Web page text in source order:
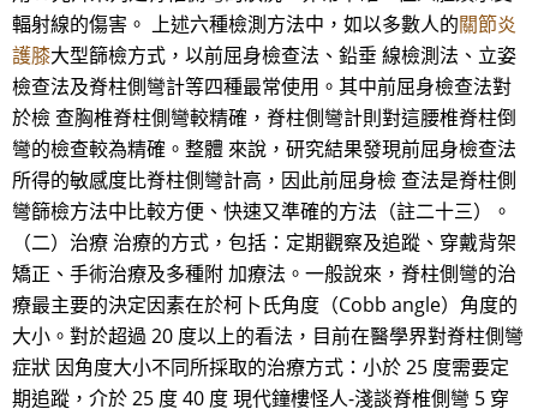
輻射線的傷害。 上述六種檢測方法中，如以多數人的關節炎
護膝大型篩檢方式，以前屈身檢查法、鉛垂 線檢測法、立姿
檢查法及脊柱側彎計等四種最常使用。其中前屈身檢查法對
於檢 查胸椎脊柱側彎較精確，脊柱側彎計則對這腰椎脊柱倒
彎的檢查較為精確。整體 來說，研究結果發現前屈身檢查法
所得的敏感度比脊柱側彎計高，因此前屈身檢 查法是脊柱側
彎篩檢方法中比較方便、快速又準確的方法（註二十三）。
（二）治療 治療的方式，包括：定期觀察及追蹤、穿戴背架
矯正、手術治療及多種附 加療法。一般說來，脊柱側彎的治
療最主要的決定因素在於柯卜氏角度（Cobb angle）角度的
大小。對於超過 20 度以上的看法，目前在醫學界對脊柱側彎
症狀 因角度大小不同所採取的治療方式：小於 25 度需要定
期追蹤，介於 25 度 40 度 現代鐘樓怪人-淺談脊椎側彎 5 穿